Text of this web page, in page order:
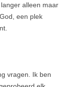
alleen maar
een plek
vragen. Ik ben